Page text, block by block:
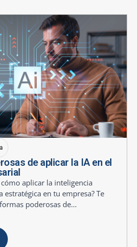
de aplicar la IA en el
aplicar la inteligencia
en tu empresa? Te
poderosas de...